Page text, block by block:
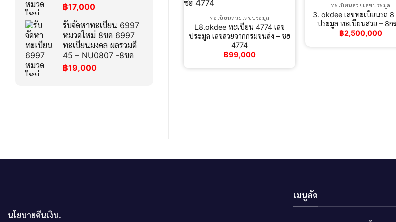
฿17,000
รับจัดหาทะเบียน 6997
หมวดใหม่ 8ขค 6997
ทะเบียนมงคล ผลรวมดี
45 – NU0807 -8ขค
฿19,000
ทะเบียนสวยเลขประมูล
L8.okdee ทะเบียน 4774 เลข
ประมูล เลขสวยจากกรมขนส่ง – ชฮ
4774
฿99,000
ทะเบียนสวยเลขประมูล
3. okdee เลขทะเบียนรถ 8
ประมูล ทะเบียนสวย – 8ก
฿2,500,000
นโยบายคืนเงิน.
เมนูลัด